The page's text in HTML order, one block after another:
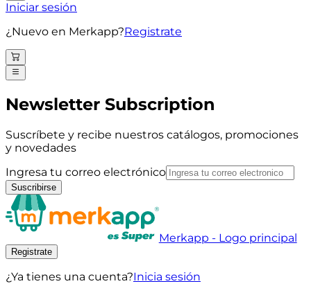
Iniciar sesión
¿Nuevo en Merkapp?Registrate
Newsletter Subscription
Suscríbete y recibe nuestros catálogos, promociones
y novedades
Ingresa tu correo electrónico
Suscribirse
Merkapp - Logo principal
Registrate
¿Ya tienes una cuenta?Inicia sesión